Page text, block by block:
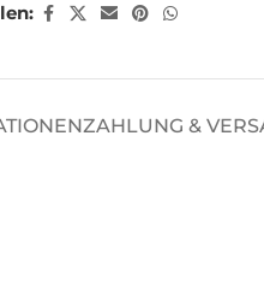
ZAHLUNG &